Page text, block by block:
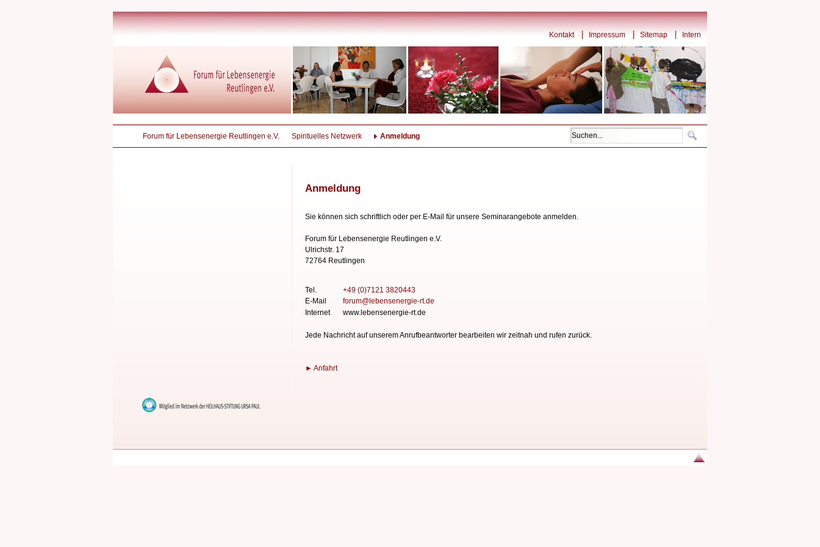
Kontakt Impressum Sitemap Intern
Forum für Lebensenergie Reutlingen e.V. Spirituelles Netzwerk Anmeldung
Anmeldung
Sie können sich schriftlich oder per E-Mail für unsere Seminarangebote anmelden.
Forum für Lebensenergie Reutlingen e.V.
Ulrichstr. 17
72764 Reutlingen
Tel.
+49 (0)7121 3820443
E-Mail
forum@ lebensenergie-rt.de
Internet
www.lebensenergie-rt.de
Jede Nachricht auf unserem Anrufbeantworter bearbeiten wir zeitnah und rufen zurück.
► Anfahrt